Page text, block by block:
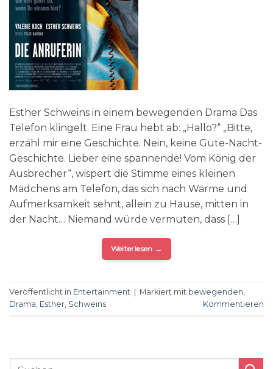
Esther Schweins in einem bewegenden Drama Das
Telefon klingelt. Eine Frau hebt ab: „Hallo?“ „Bitte,
erzähl mir eine Geschichte. Nein, keine Gute-Nacht-
Geschichte. Lieber eine spannende! Vom König der
Ausbrecher“, wispert die Stimme eines kleinen
Mädchens am Telefon, das sich nach Wärme und
Aufmerksamkeit sehnt, allein zu Hause, mitten in
der Nacht… Niemand würde vermuten, dass […]
Weiterlesen →
Veröffentlicht in Entertainment Markiert mit bewegenden
Drama Esther Schweins Kommentieren